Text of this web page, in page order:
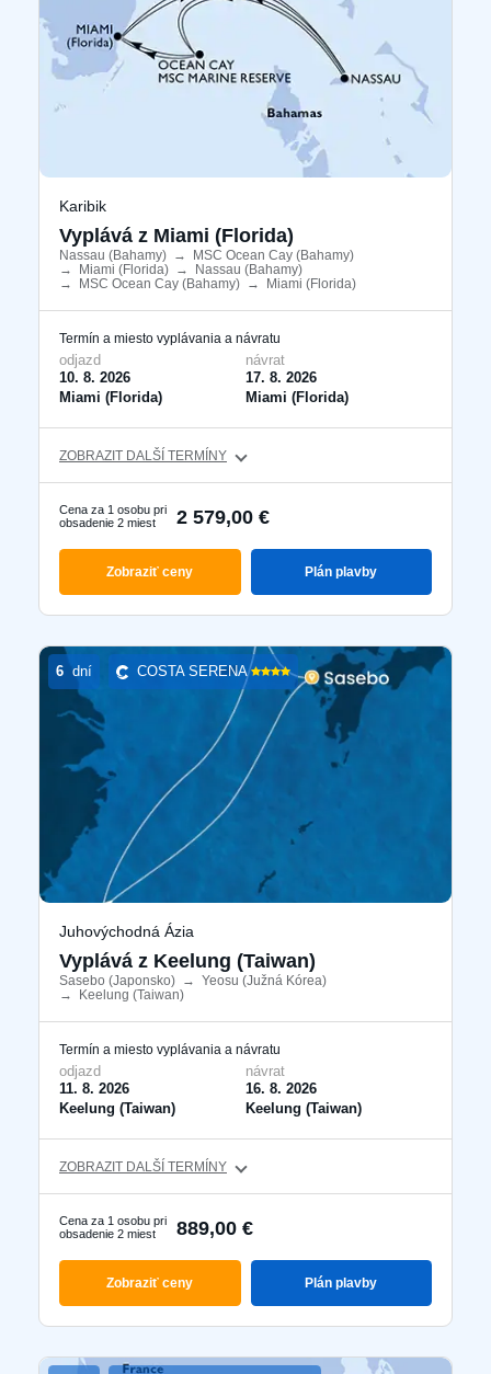
Karibik
Vyplává z Miami (Florida)
Nassau (Bahamy) → MSC Ocean Cay (Bahamy)
→ Miami (Florida) → Nassau (Bahamy)
→ MSC Ocean Cay (Bahamy) → Miami (Florida)
Termín a miesto vyplávania a návratu
odjazd
10. 8. 2026
Miami (Florida)
návrat
17. 8. 2026
Miami (Florida)
ZOBRAZIT DALŠÍ TERMÍNY
Cena za 1 osobu pri
obsadenie 2 miest
2 579,00 €
Zobraziť ceny Plán plavby
6dní COSTA SERENA
Juhovýchodná Ázia
Vyplává z Keelung (Taiwan)
Sasebo (Japonsko) → Yeosu (Južná Kórea)
→ Keelung (Taiwan)
Termín a miesto vyplávania a návratu
odjazd
11. 8. 2026
Keelung (Taiwan)
návrat
16. 8. 2026
Keelung (Taiwan)
ZOBRAZIT DALŠÍ TERMÍNY
Cena za 1 osobu pri
obsadenie 2 miest
889,00 €
Zobraziť ceny Plán plavby